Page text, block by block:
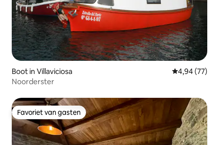
Boot in Villaviciosa Gemiddelde
4,94 (77)
Noorderster
Favoriet van gasten
Favoriet van gasten